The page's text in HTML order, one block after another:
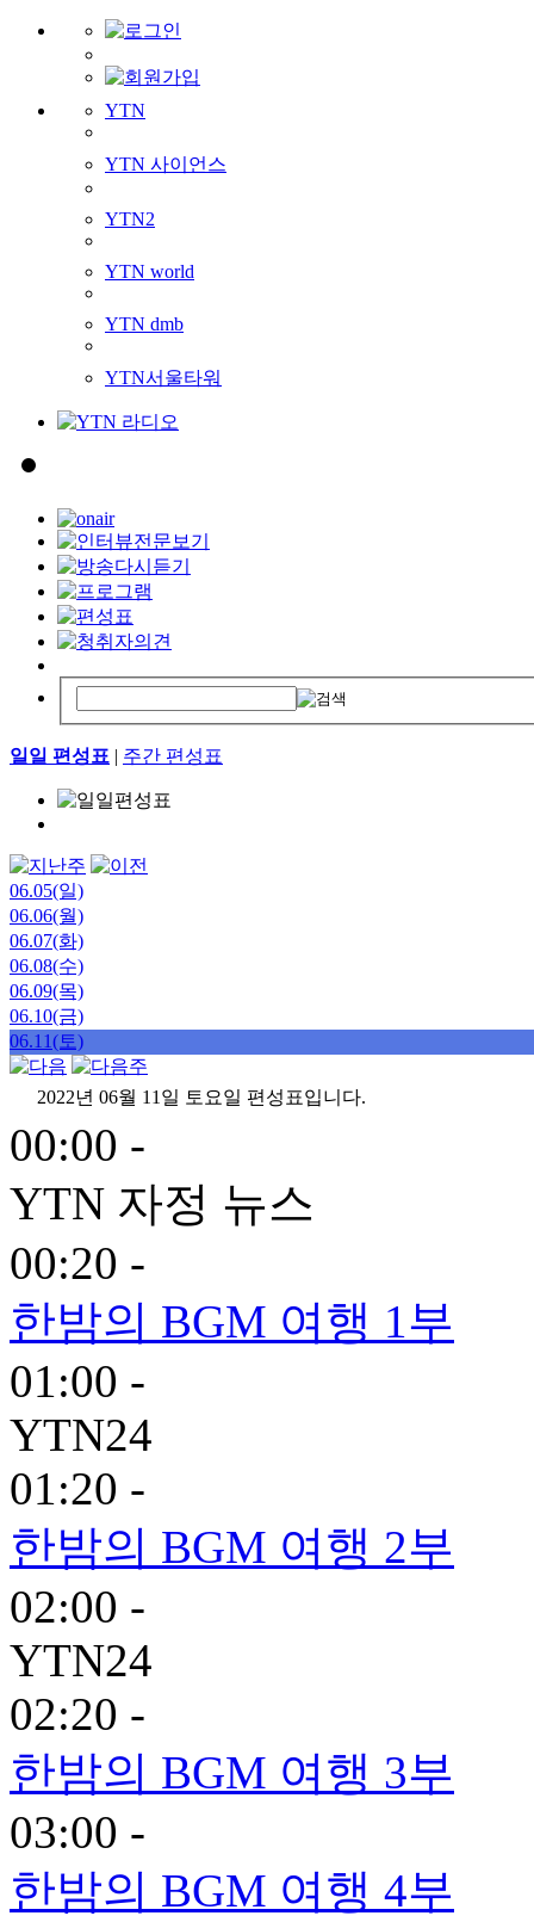
YTN
YTN 사이언스
YTN2
YTN world
YTN dmb
YTN서울타워
일일 편성표 | 주간 편성표
06.05(일)
06.06(월)
06.07(화)
06.08(수)
06.09(목)
06.10(금)
06.11(토)
2022년 06월 11일 토요일 편성표입니다.
00:00 -
YTN 자정 뉴스
00:20 -
한밤의 BGM 여행 1부
01:00 -
YTN24
01:20 -
한밤의 BGM 여행 2부
02:00 -
YTN24
02:20 -
한밤의 BGM 여행 3부
03:00 -
한밤의 BGM 여행 4부